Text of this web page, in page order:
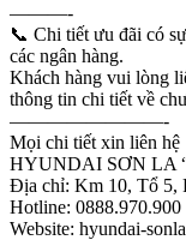
———-
📞 Chi tiết ưu đãi có
các ngân hàng.
Khách hàng vui lòng
thông tin chi tiết về
————————-
Mọi chi tiết xin liên hệ
HYUNDAI SƠN LA
Địa chỉ: Km 10, Tổ 5,
Hotline: 0888.970.900
Website: hyundai-